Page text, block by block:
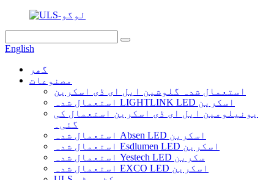
English
گھر
مصنوعات
استعمال شدہ گلوشین ایل ای ڈی اسکرین
استعمال شدہ LIGHTLINK LED اسکرین
یونیلومین ایل ای ڈی اسکرین استعمال کی
گئی۔
استعمال شدہ Absen LED اسکرین
استعمال شدہ Esdlumen LED اسکرین
استعمال شدہ Yestech LED سکرین
استعمال شدہ EXCO LED اسکرین